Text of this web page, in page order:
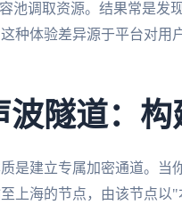
池调取资源。结果常是发
种体验差异源于平台对用
波隧道：
是建立专属加密通道。当
上海的节点，由该节点以